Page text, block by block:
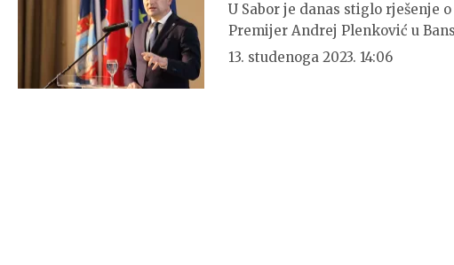
U Sabor je danas stiglo rješenje
Premijer Andrej Plenković u
13. studenoga 2023. 14:06